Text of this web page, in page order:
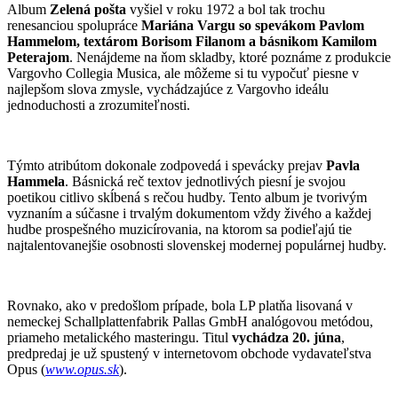
Album Zelená pošta vyšiel v roku 1972 a bol tak trochu
renesanciou spolupráce Mariána Vargu so spevákom Pavlom
Hammelom, textárom Borisom Filanom a básnikom Kamilom
Peterajom. Nenájdeme na ňom skladby, ktoré poznáme z produkcie
Vargovho Collegia Musica, ale môžeme si tu vypočuť piesne v
najlepšom slova zmysle, vychádzajúce z Vargovho ideálu
jednoduchosti a zrozumiteľnosti.
Týmto atribútom dokonale zodpovedá i spevácky prejav Pavla
Hammela. Básnická reč textov jednotlivých piesní je svojou
poetikou citlivo skĺbená s rečou hudby. Tento album je tvorivým
vyznaním a súčasne i trvalým dokumentom vždy živého a každej
hudbe prospešného muzicírovania, na ktorom sa podieľajú tie
najtalentovanejšie osobnosti slovenskej modernej populárnej hudby.
Rovnako, ako v predošlom prípade, bola LP platňa lisovaná v
nemeckej Schallplattenfabrik Pallas GmbH analógovou metódou,
priameho metalického masteringu. Titul vychádza 20. júna,
predpredaj je už spustený v internetovom obchode vydavateľstva
Opus (www.opus.sk).